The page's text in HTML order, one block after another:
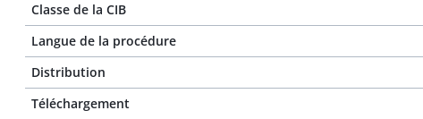
Classe de la CIB
Langue de la procédure
Distribution
Téléchargement